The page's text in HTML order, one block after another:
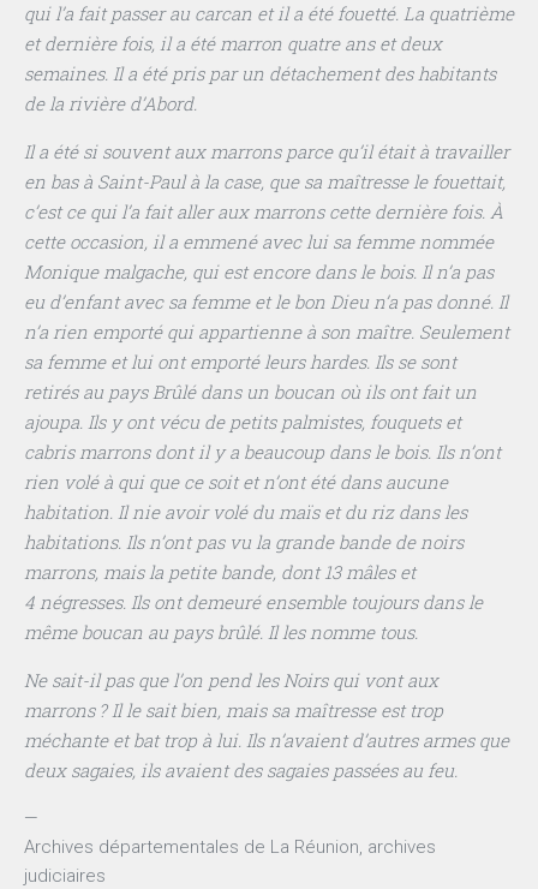
qui l’a fait passer au carcan et il a été fouetté. La quatrième
et dernière fois, il a été marron quatre ans et deux
semaines. Il a été pris par un détachement des habitants
de la rivière d’Abord.
Il a été si souvent aux marrons parce qu’il était à travailler
en bas à Saint-Paul à la case, que sa maîtresse le fouettait,
c’est ce qui l’a fait aller aux marrons cette dernière fois. À
cette occasion, il a emmené avec lui sa femme nommée
Monique malgache, qui est encore dans le bois. Il n’a pas
eu d’enfant avec sa femme et le bon Dieu n’a pas donné. Il
n’a rien emporté qui appartienne à son maître. Seulement
sa femme et lui ont emporté leurs hardes. Ils se sont
retirés au pays Brûlé dans un boucan où ils ont fait un
ajoupa. Ils y ont vécu de petits palmistes, fouquets et
cabris marrons dont il y a beaucoup dans le bois. Ils n’ont
rien volé à qui que ce soit et n’ont été dans aucune
habitation. Il nie avoir volé du maïs et du riz dans les
habitations. Ils n’ont pas vu la grande bande de noirs
marrons, mais la petite bande, dont 13 mâles et
4 négresses. Ils ont demeuré ensemble toujours dans le
même boucan au pays brûlé. Il les nomme tous.
Ne sait-il pas que l’on pend les Noirs qui vont aux
marrons ? Il le sait bien, mais sa maîtresse est trop
méchante et bat trop à lui. Ils n’avaient d’autres armes que
deux sagaies, ils avaient des sagaies passées au feu.
—
Archives départementales de La Réunion, archives
judiciaires